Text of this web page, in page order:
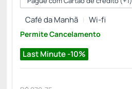
Last Minute -10%
Café da Manhã Wi-fi
Permite Cancelamento